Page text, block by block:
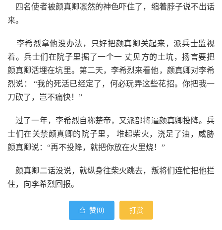
四名使者被颜真卿凛然的神色吓住了，缩着脖子说不出话
来。
李希烈拿他没办法，只好把颜真卿关起来，派兵士监视
着。兵士们在院子里掘了一个一 丈见方的土坑，扬言要把
颜真卿活埋在坑里。第二天，李希烈来看他，颜真卿对李希
烈说： “我的死活已经定了，何必玩弄这些花招。你把我一
刀砍了，岂不痛快！”
过了一年，李希烈自称楚帝，又派部将逼颜真卿投降。兵
士们在关禁颜真卿的院子里， 堆起柴火，浇足了油，威胁
颜真卿说：“再不投降，就把你放在火里烧！”
颜真卿二话没说，就纵身往柴火跳去，叛将们连忙把他拦
住，向李希烈回报。
 赞(0) 打赏